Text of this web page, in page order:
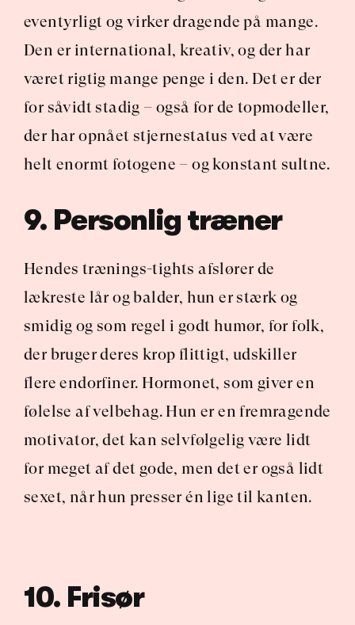
eventyrligt og virker dragende på mange.
Den er international, kreativ, og der har
været rigtig mange penge i den. Det er der
for såvidt stadig – også for de topmodeller,
der har opnået stjernestatus ved at være
helt enormt fotogene – og konstant sultne.
9. Personlig træner
Hendes trænings-tights afslører de
lækreste lår og balder, hun er stærk og
smidig og som regel i godt humør, for folk,
der bruger deres krop flittigt, udskiller
flere endorfiner. Hormonet, som giver en
følelse af velbehag. Hun er en fremragende
motivator, det kan selvfølgelig være lidt
for meget af det gode, men det er også lidt
sexet, når hun presser én lige til kanten.
10. Frisør